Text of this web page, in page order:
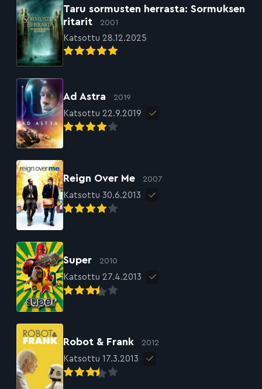
Taru sormusten herrasta: Sormuksen
ritarit
2001
Katsottu 28.12.2025
Ad Astra 2019
Katsottu 22.9.2019
Reign Over Me 2007
Katsottu 30.6.2013
Super 2010
Katsottu 27.4.2013
Robot & Frank 2012
Katsottu 17.3.2013